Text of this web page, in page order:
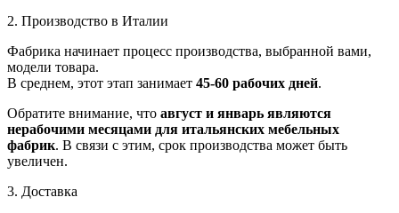
2. Производство в Италии
Фабрика начинает процесс производства, выбранной вами,
модели товара.
В среднем, этот этап занимает 45-60 рабочих дней.
Обратите внимание, что август и январь являются
нерабочими месяцами для итальянских мебельных
фабрик. В связи с этим, срок производства может быть
увеличен.
3. Доставка